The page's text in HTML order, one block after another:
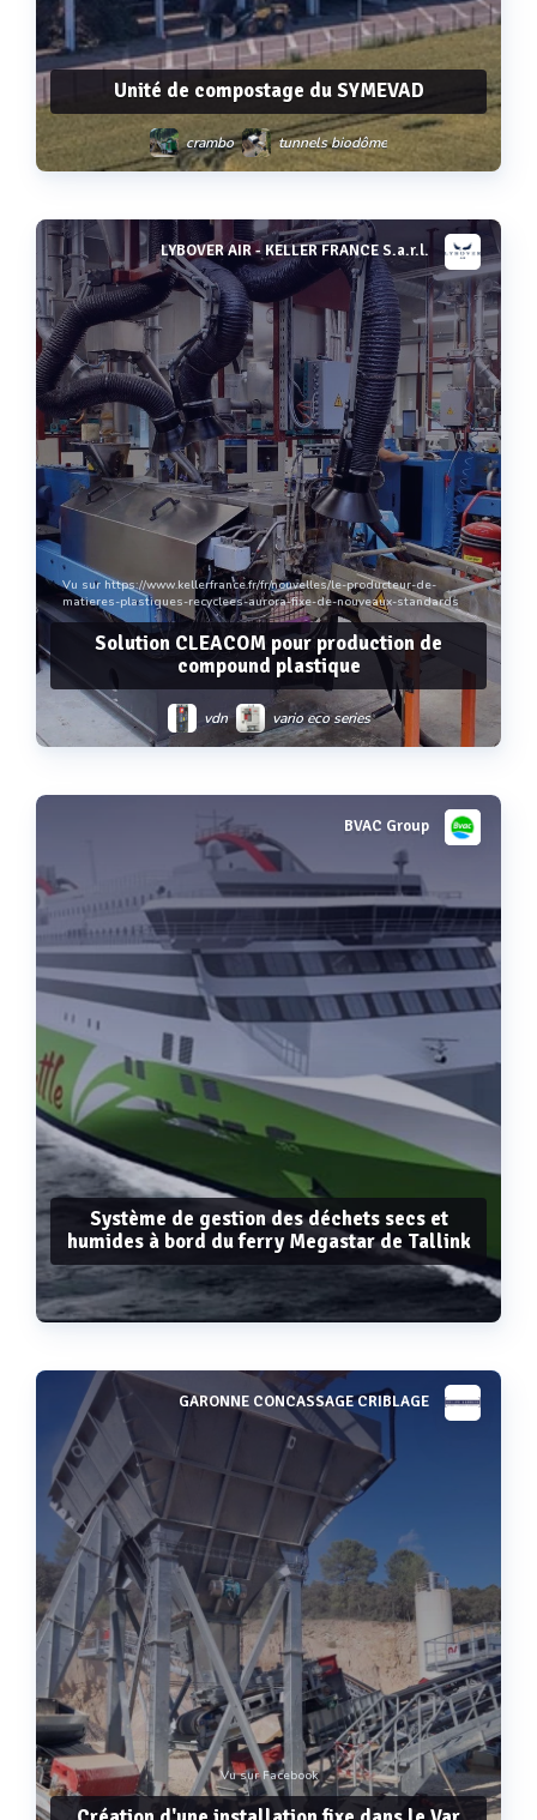
Unité de compostage du SYMEVAD
crambo tunnels biodôme
Voir plus
LYBOVER AIR - KELLER FRANCE S.a.r.l.
Vu sur https://www.kellerfrance.fr/fr/nouvelles/le-producteur-de-
matieres-plastiques-recyclees-aurora-fixe-de-nouveaux-standards
Solution CLEACOM pour production de
compound plastique
vdn vario eco series
Voir plus BVAC Group
Système de gestion des déchets secs et
humides à bord du ferry Megastar de Tallink
Voir plus
GARONNE CONCASSAGE CRIBLAGE
Vu sur Facebook